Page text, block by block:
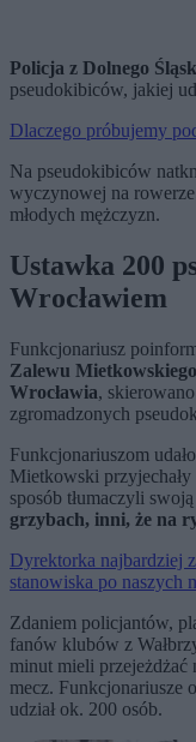
Policja z Dolnego
pseudokibiców, jakiej
Dlaczego próbujemy
Na pseudokibiców
wyczynowej na
młodych mężczyzn.
Ustawka 200
Wrocławiem
Funkcjonariusz
Zalewu
Wrocławia,
zgromadzonych
Funkcjonariuszom
Mietkowski
sposób tłumaczyli
grzybach, inni, że na
Dyrektorka najbardziej
stanowiska po naszych
Zdaniem policjantów,
fanów klubów z
minut mieli
mecz. Funkcjonariusze
udział ok. 200 osób.